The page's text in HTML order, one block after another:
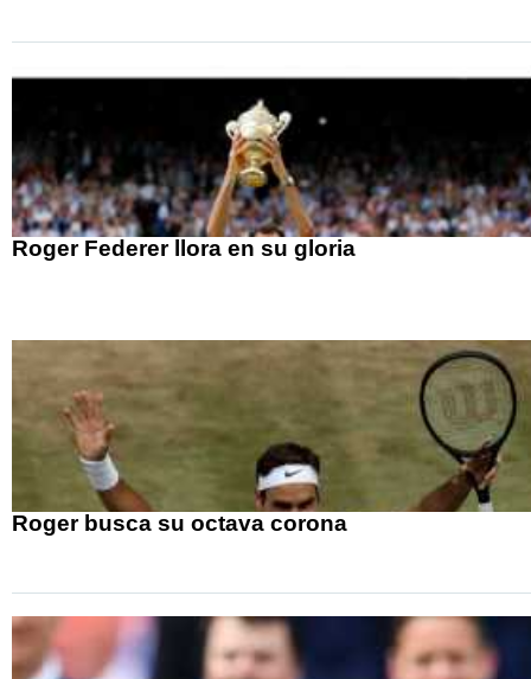
Roger Federer llora en su gloria
Roger busca su octava corona